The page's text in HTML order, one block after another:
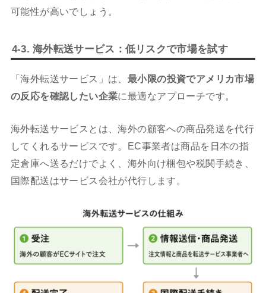
可能性が高いでしょう。
4-3. 海外転送サービス：低リスクで市場を試す
「海外転送サービス」は、 最小限の投資でアメリカ市場
の反応を確認したい企業に最適なアプローチです。
海外転送サービスとは、海外の顧客への商品発送を代行
してくれるサービスです。EC事業者は商品を日本の指
定倉庫へ送るだけでよく、海外向け梱包や税関手続き、
国際配送はサービス会社が代行します。